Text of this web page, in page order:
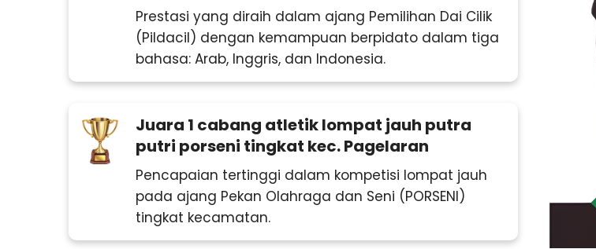
Prestasi yang diraih dalam ajang Pemilihan Dai Cilik
(Pildacil) dengan kemampuan berpidato dalam tiga
bahasa: Arab, Inggris, dan Indonesia.
Juara 1 cabang atletik lompat jauh putra
putri porseni tingkat kec. Pagelaran
Pencapaian tertinggi dalam kompetisi lompat jauh
pada ajang Pekan Olahraga dan Seni (PORSENI)
tingkat kecamatan.